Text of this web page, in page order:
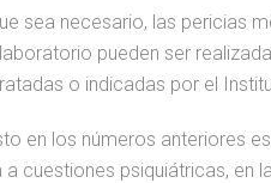
sea necesario, las pericias
pueden ser
o indicadas por el
en los números anteriores
a cuestiones psiquiátricas, en